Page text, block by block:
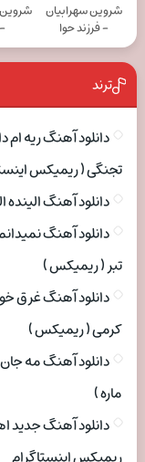
شروین سهرابیان
- فرزند حوا
ترند
دانلود آهنگ ریه
تجنگی ( ریمیکس
دانلود آهنگ
دانلود آهنگ
تبر ( ریمیکس )
دانلود آهنگ غرق
کرمی ( ریمیکس )
دانلود آهنگ مه
ماره )
دانلود آهنگ جدید